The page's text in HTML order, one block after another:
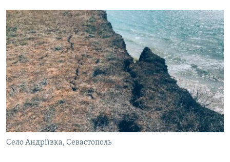
Село Андріївка, Севастополь